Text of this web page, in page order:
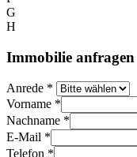
G
H
Immobilie anfragen
Anrede *
Vorname *
Nachname *
E-Mail *
Telefon *